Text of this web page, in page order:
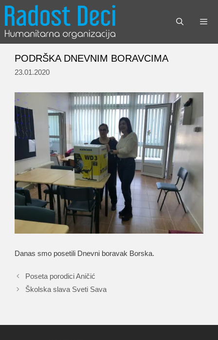
Skip
content
PODRŠKA DNEVNIM BORAVCIMA
23.01.2020
Danas smo posetili Dnevni boravak Borska.
Poseta porodici Aničić
Školska slava Sveti Sava